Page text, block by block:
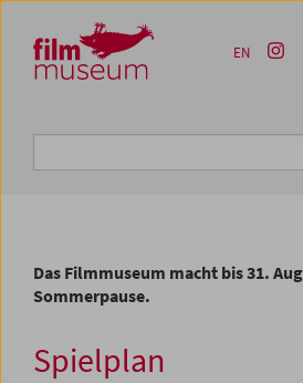
Zum Inhalt
Zum Hauptmenü
Zur Servicenavigation
Zum Suche
EN
Das Filmmuseum macht bis 31.
Sommerpause.
Spielplan